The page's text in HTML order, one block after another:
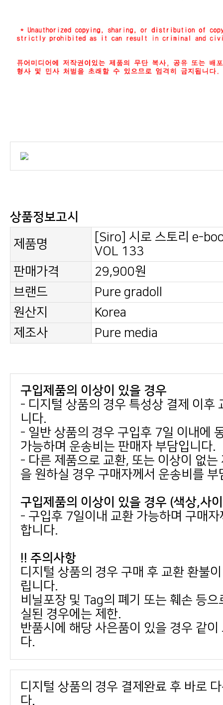
상품정보고시
제품명
VOL 133
판매가격
29,900원
브랜드
Pure gradoll
원산지
Korea
제조사
Pure media
구입제품의 이상이 있을 경우
니다.
가능하며 운송비는 판매자 부담입니다.
을 원하실 경우 구매자께서 운송비를 부
구입제품의 이상이 있을 경우 (색상,사
합니다.
!! 주의사항
립니다.
실된 경우에는 제한.
다.
다.